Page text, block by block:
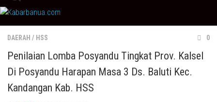
Skip
to
content
DAERAH / HSS 0
Penilaian Lomba Posyandu Tingkat Prov. Kalsel
Di Posyandu Harapan Masa 3 Ds. Baluti Kec.
Kandangan Kab. HSS